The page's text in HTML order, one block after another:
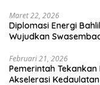
Maret 22, 2026
Diplomasi Energi
Wujudkan
Februari 21, 2026
Pemerintah
Akselerasi